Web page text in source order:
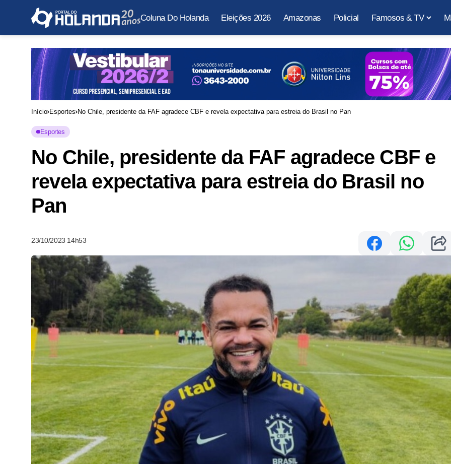
Coluna Do Holanda Eleições 2026 Amazonas Policial Famosos & TV
Início Esportes No Chile, presidente da FAF agradece CBF e revela expectativa para estreia do Brasil no Pan
Esportes
No Chile, presidente da FAF agradece CBF e
revela expectativa para estreia do Brasil no
Pan
23/10/2023 14h53